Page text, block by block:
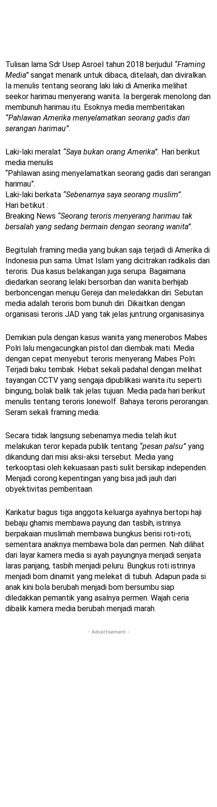
Tulisan lama Sdr Usep Asroel tahun 2018 berjudul “Framing
Media”sangat menarik untuk dibaca, ditelaah, dan diviralkan.
Ia menulis tentang seorang laki laki di Amerika melihat
seekor harimau menyerang wanita. Ia bergerak menolong dan
membunuh harimau itu. Esoknya media memberitakan
“Pahlawan Amerika menyelamatkan seorang gadis dari
serangan harimau”.
Laki-laki meralat “Saya bukan orang Amerika”. Hari berikut
media menulis
“Pahlawan asing menyelamatkan seorang gadis dari serangan
harimau”.
Laki-laki berkata “Sebenarnya saya seorang muslim”.
Hari betikut :
Breaking News “Seorang teroris menyerang harimau tak
bersalah yang sedang bermain dengan seorang wanita”.
Begitulah framing media yang bukan saja terjadi di Amerika di
Indonesia pun sama. Umat Islam yang dicitrakan radikalis dan
teroris. Dua kasus belakangan juga serupa. Bagaimana
diedarkan seorang lelaki bersorban dan wanita berhijab
berboncengan menuju Gereja dan meledakkan diri. Sebutan
media adalah teroris bom bunuh diri. Dikaitkan dengan
organisasi teroris JAD yang tak jelas juntrung organisasinya.
Demikian pula dengan kasus wanita yang menerobos Mabes
Polri lalu mengacungkan pistol dan diembak mati. Media
dengan cepat menyebut teroris menyerang Mabes Polri.
Terjadi baku tembak. Hebat sekali padahal dengan melihat
tayangan CCTV yang sengaja dipublikasi wanita itu seperti
bingung, bolak balik tak jelas tujuan. Media pada hari berikut
menulis tentang teroris lonewolf. Bahaya teroris perorangan.
Seram sekali framing media.
Secara tidak langsung sebenarnya media telah ikut
melakukan teror kepada publik tentang “pesan palsu”yang
dikandung dari misi aksi-aksi tersebut. Media yang
terkooptasi oleh kekuasaan pasti sulit bersikap independen.
Menjadi corong kepentingan yang bisa jadi jauh dari
obyektivitas pemberitaan.
Karikatur bagus tiga anggota keluarga ayahnya bertopi haji
bebaju ghamis membawa payung dan tasbih, istrinya
berpakaian muslimah membawa bungkus berisi roti-roti,
sementara anaknya membawa bola dan permen. Nah dilihat
dari layar kamera media si ayah payungnya menjadi senjata
laras panjang, tasbih menjadi peluru. Bungkus roti istrinya
menjadi bom dinamit yang melekat di tubuh. Adapun pada si
anak kini bola berubah menjadi bom bersumbu siap
diledakkan pemantik yang asalnya permen. Wajah ceria
dibalik kamera media berubah menjadi marah.
- Advertisement -